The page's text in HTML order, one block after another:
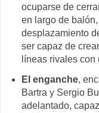
ocuparse de
en largo de
desplazamiento
ser capaz de
líneas rivales con
El enganche,
Bartra y Sergio
adelantado,